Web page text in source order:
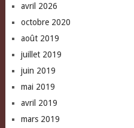
avril 2026
octobre 2020
août 2019
juillet 2019
juin 2019
mai 2019
avril 2019
mars 2019